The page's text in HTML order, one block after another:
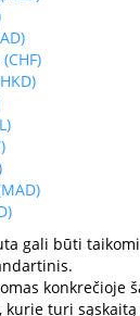
gali būti
konkrečioje
kurie turi